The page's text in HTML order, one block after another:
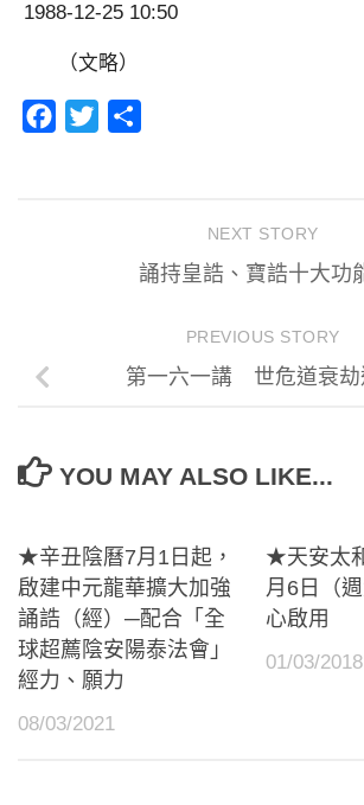
1988-12-25 10:50
（文略）
Facebook
Twitter
NEXT STORY
誦持皇誥、寶誥十大功
PREVIOUS STORY
第一六一講 世危道衰劫
YOU MAY ALSO LIKE...
★辛丑陰曆7月1日起，
啟建中元龍華擴大加強
誦誥（經）─配合「全
球超薦陰安陽泰法會」
經力、願力
08/03/2021
★天安太
月6日（
心啟用
01/03/2018